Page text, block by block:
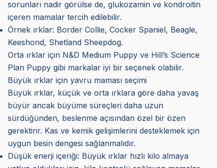
sorunları nadir görülse de, glukozamin ve kondroitin
içeren mamalar tercih edilebilir.
Örnek ırklar: Border Collie, Cocker Spaniel, Beagle,
Keeshond, Shetland Sheepdog.
Orta ırklar için N&D Medium Puppy ve Hill’s Science
Plan Puppy gibi markalar iyi bir seçenek olabilir.
Büyük ırklar için yavru maması seçimi
Büyük ırklar, küçük ve orta ırklara göre daha yavaş
büyür ancak büyüme süreçleri daha uzun
sürdüğünden, beslenme açısından özel bir özen
gerektirir. Kas ve kemik gelişimlerini desteklemek için
uygun besin dengesi sağlanmalıdır.
Düşük enerji içeriği: Büyük ırklar hızlı kilo almaya